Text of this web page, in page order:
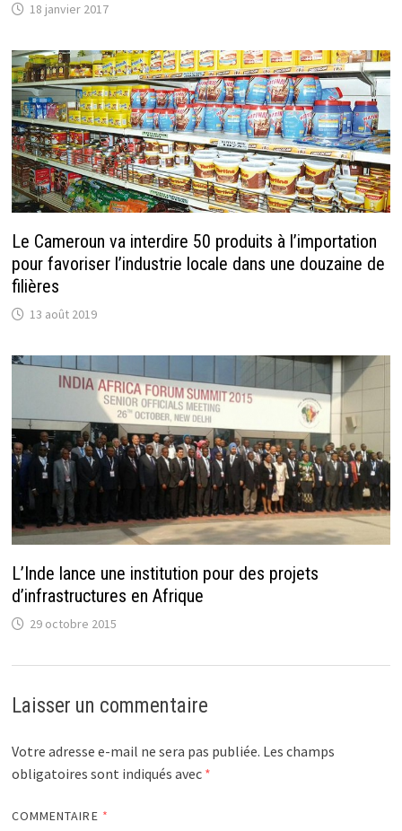
18 janvier 2017
Le Cameroun va interdire 50 produits à l’importation
pour favoriser l’industrie locale dans une douzaine de
filières
13 août 2019
L’Inde lance une institution pour des projets
d’infrastructures en Afrique
29 octobre 2015
Laisser un commentaire
Votre adresse e-mail ne sera pas publiée. Les champs
obligatoires sont indiqués avec *
COMMENTAIRE *